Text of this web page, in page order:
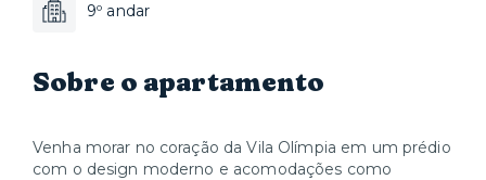
9º andar
Sobre o apartamento
Venha morar no coração da Vila Olímpia em um prédio
com o design moderno e acomodações como